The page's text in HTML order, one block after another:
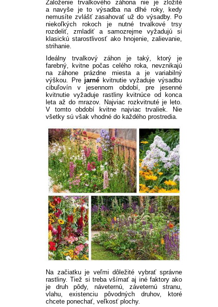
KOREŇOVÁ ZELENINA
STRUKOVÁ ZELENINA
HLÚBOVÁ ZELENINA
CIBUĽOVÁ ZELENINA
SEMENÁ NA NAKLÍČENIE
OSTATNÉ SEMIENKA
ZELENINY
SUBSTRÁTY A ZEMINY
VEĽKOKVETÉ
OSTATNÉ
BALKÓNOVÉ KVETY NA
PRIAME SLNKO
NEMESIA
ČIERNOOKÁ ZUZANA
VERBENA
KLINČEK
CHRYZANTÉMOVKA
BIDENS - DVOJZUB
LOTUS
PLEKTRANT
SCAEVOLA
DIASCIA
HELICHRYSUM
BALKÓNOVÉ KVETY
VHODNÉ DO TIEŇA /
POLOTIEŇA
KOLEUS
POVOJNÍK
DIANTHUS
BAKOPA
LOBELKY
LOTUS
VEJÁROVKA
NETÝKAVKA
RASTLINY OKRASNÉ
LISTOM
OKRASNÁ ŽIHĽAVA
IPOMOEA
DICHONDRA
PLECTRANTHUS
SLAMIHA
ZÁDUŠNÍK
PRÍSLUŠENSTVO K
BALKÓNOVÝM RASTLINÁM
OKRASNÉ SMREKY
IHLIČNANY NA KMIENKU
TRPASLIČIE IHLIČNANY
OKRASNÉ IHLIČNANY
OSTATNÉ
KVITNÚCE KRÍKY NA SLNKO
KRÍKY KVITNÚCE V LETE
PLAMIENKY
KVITNÚCE POPÍNAVÉ
ČAJOHYBRIDY
MNOHOKVETÉ RUŽE
STROMČEKOVÉ RUŽE
OKRASNÉ TRÁVY NÍZKE
KOSTRAVA
OSTRICA
NÍZKE OKRASNÉ TRÁVY
OSTATNÉ
OKRASNÉ TRÁVY VYSOKÉ
KORTADÉRIA
OZDOBNICA
PABAMBUS
PEROVEC
VYSOKÉ OKRASNÉ TRÁVY
OSTATNÉ
TRVALKY
VYSOKÉ TRVALKY
NÍZKE TRVALKY
TRVALKY DO TIEŇA
ASTILBY
HEUCHERY
HOSTY
JARNÉ TRVALKY
LETNÉ TRVALKY
JESENNÉ TRVALKY
SKALNIČKY
LEVANDUĽA
ECHINACEA
ŽIVÉ PLOTY
NEOPADAVÝ ŽIVÝ PLOT
OPADAVÝ ŽIVÝ PLOT
HORTENZIE
HORTENZIE METLINATÉ
HORTENZIE KALINOLISTÉ
HORTENZIE
STROMČEKOVITÉ
MODRÉ HORTENZIE
SOLITÉRY
PRÍSLUŠENSTVO K
OKRASNEJ ZÁHRADE
BIELE A LESNÉ JAHODY
REZISTENTNÉ JABLONE
STĹPOVITÉ JABLONE
SLIVKY A RINGLÓTY
MARHULE
BROSKYNE A NEKTARINKY
ZAKRSLÉ OVOCNÉ STROMY
ČERNICE
EGREŠE
MALINY
RÍBEZLE
FIGOVNÍK
HURMIKAKI
KIWI
MUCHOVNÍK
RAKYTNÍK RAŠETLIAKOVÝ
ZEMOLEZ KAMČATSKÝ
ORECHY A LIESKY
NETRADIČNÉ OSTATNÉ
PRIESADY ZELENINY
PRIESADY PARADAJOK
PRIESADY UHORIEK
SADBOVÉ ZEMIAKY
SLADKÉ ZEMIAKY
SADBOVÝ CESNAK
MEDVEDÍ CESNAK
ZELENINOVÉ PRIESADY
OSTATNÉ
PRÍSLUŠENSTVO K
ZĽAVA 10 %
Založenie trvalkového záhona nie je zložité
a navyše je to výsadba na dlhé roky, kedy
nemusíte zvlášť zasahovať už do výsadby. Po
niekoľkých rokoch je nutné trvalkové trsy
rozdeliť, zmladiť a samozrejme vyžadujú si
klasickú starostlivosť ako hnojenie, zalievanie,
strihanie.
Ideálny trvalkový záhon je taký, ktorý je
farebný, kvitne počas celého roka, nevznikajú
na záhone prázdne miesta a je variabilný
výškou. Prejarné kvitnutie vyžaduje výsadbu
cibuľovín v jesennom období, pre jesenné
kvitnutie vyžaduje rastliny kvitnúce od konca
leta až do mrazov. Najviac rozkvitnuté je leto.
V tomto období kvitne najviac trvaliek. Nie
všetky sú však vhodné do každého prostredia.
Na začiatku je veľmi dôležité vybrať správne
rastliny. Tiež si treba všímať aj iné faktory ako
je druh pôdy, náveternú, záveternú stranu,
vlahu, existenciu pôvodných druhov, ktoré
chcete ponechať, veľkosť plochy.